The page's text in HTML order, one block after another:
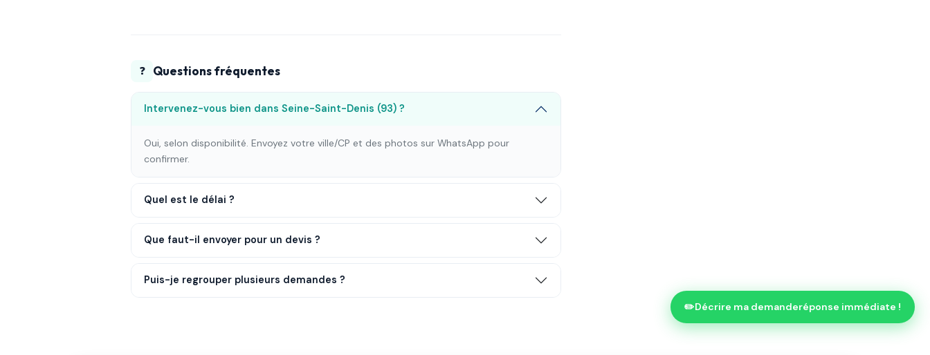
❓ Questions fréquentes
Intervenez-vous bien dans Seine-Saint-Denis (93) ?
Oui, selon disponibilité. Envoyez votre ville/CP et des photos sur WhatsApp pour
confirmer.
Quel est le délai ?
Que faut-il envoyer pour un devis ?
Puis-je regrouper plusieurs demandes ?
✏️Décrire ma demanderéponse immédiate !